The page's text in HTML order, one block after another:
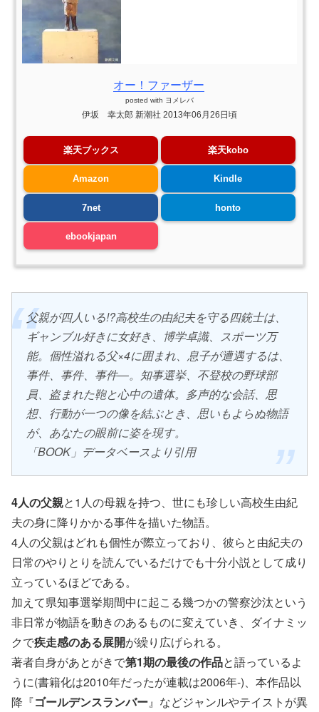
オー！ファーザー
posted with ヨメレバ
伊坂 幸太郎 新潮社 2013年06月26日頃
楽天ブックス 楽天kobo
Amazon Kindle
7net honto
ebookjapan
父親が四人いる!?高校生の由紀夫を守る四銃士は、
ギャンブル好きに女好き、博学卓識、スポーツ万
能。個性溢れる父×4に囲まれ、息子が遭遇するは、
事件、事件、事件―。知事選挙、不登校の野球部
員、盗まれた鞄と心中の遺体。多声的な会話、思
想、行動が一つの像を結ぶとき、思いもよらぬ物語
が、あなたの眼前に姿を現す。
「BOOK」データベースより引用
4人の父親と1人の母親を持つ、世にも珍しい高校生由紀
夫の身に降りかかる事件を描いた物語。
4人の父親はどれも個性が際立っており、彼らと由紀夫の
日常のやりとりを読んでいるだけでも十分小説として成り
立っているほどである。
加えて県知事選挙期間中に起こる幾つかの警察沙汰という
非日常が物語を動きのあるものに変えていき、ダイナミッ
クで疾走感のある展開が繰り広げられる。
著者自身があとがきで第1期の最後の作品と語っているよ
うに(書籍化は2010年だったが連載は2006年-)、本作品以
降『ゴールデンスランバー』などジャンルやテイストが異